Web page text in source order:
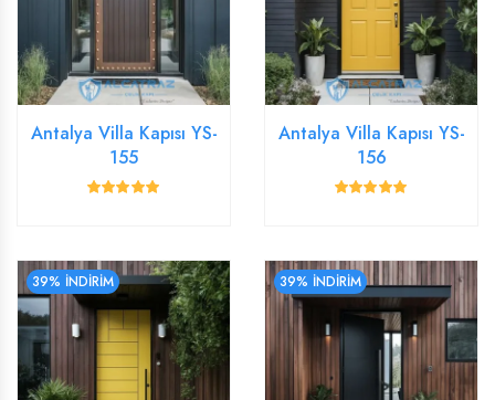
Antalya Villa Kapısı YS-
155
Antalya Villa Kapısı YS-
156
39% İNDİRİM 39% İNDİRİM